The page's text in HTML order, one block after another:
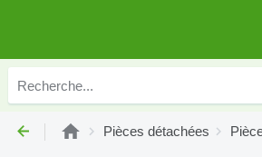
Pièces détachées